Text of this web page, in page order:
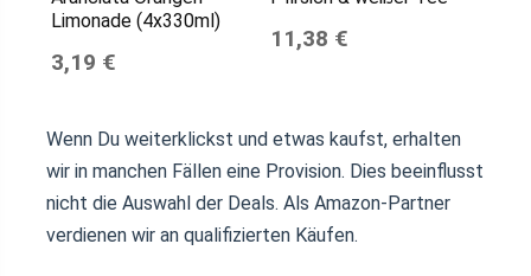
Limonade (4x330ml)
3,19 €
11,38 €
Wenn Du weiterklickst und etwas kaufst, erhalten
wir in manchen Fällen eine Provision. Dies beeinflusst
nicht die Auswahl der Deals. Als Amazon-Partner
verdienen wir an qualifizierten Käufen.